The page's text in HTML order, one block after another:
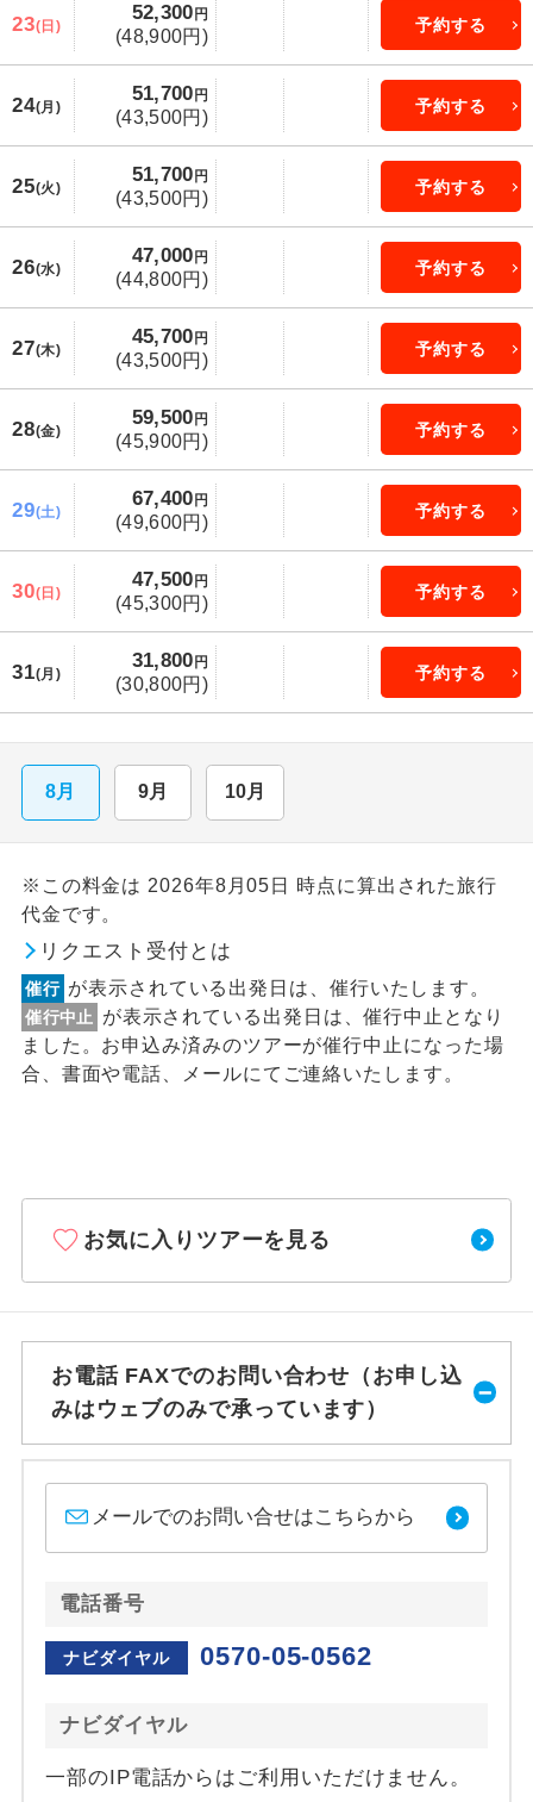
23(日)
52,300 円
(48,900円)
予約する
24(月)
51,700 円
(43,500円)
予約する
25(火)
51,700 円
(43,500円)
予約する
26(水)
47,000 円
(44,800円)
予約する
27(木)
45,700 円
(43,500円)
予約する
28(金)
59,500 円
(45,900円)
予約する
29(土)
67,400 円
(49,600円)
予約する
30(日)
47,500 円
(45,300円)
予約する
31(月)
31,800 円
(30,800円)
予約する
8月 9月 10月
※この料金は 2026年8月05日 時点に算出された旅行
代金です。
リクエスト受付とは
催行 が表示されている出発日は、催行いたします。
催行中止
が表示されている出発日は、催行中止となり
ました。お申込み済みのツアーが催行中止になった場
合、書面や電話、メールにてご連絡いたします。
お気に入りツアーを見る
お電話 FAXでのお問い合わせ（お申し込
みはウェブのみで承っています）
メールでのお問い合せはこちらから
電話番号
ナビダイヤル 0570-05-0562
ナビダイヤル
一部のIP電話からはご利用いただけません。